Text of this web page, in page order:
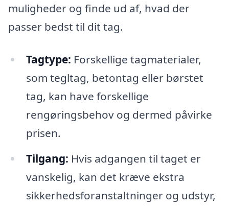
muligheder og finde ud af, hvad der
passer bedst til dit tag.
Tagtype: Forskellige tagmaterialer,
som tegltag, betontag eller børstet
tag, kan have forskellige
rengøringsbehov og dermed påvirke
prisen.
Tilgang: Hvis adgangen til taget er
vanskelig, kan det kræve ekstra
sikkerhedsforanstaltninger og udstyr,